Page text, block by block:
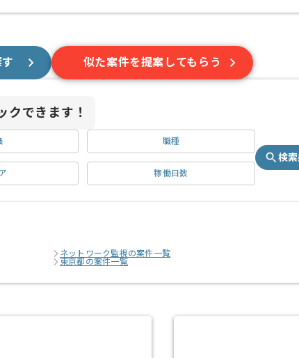
似た案件を提案してもらう
クできます！
職種
稼働日数
検
ネットワーク監視の案件一覧
東京都の案件一覧